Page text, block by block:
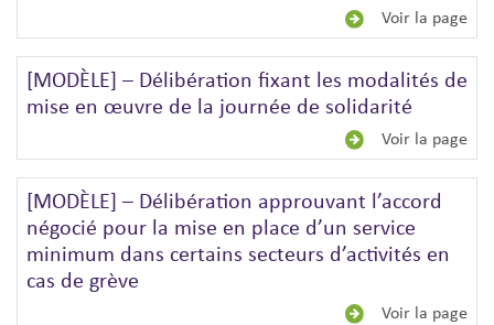
Voir la page
[MODÈLE] – Délibération fixant les modalités de
mise en œuvre de la journée de solidarité
Voir la page
[MODÈLE] – Délibération approuvant l’accord
négocié pour la mise en place d’un service
minimum dans certains secteurs d’activités en
cas de grève
Voir la page